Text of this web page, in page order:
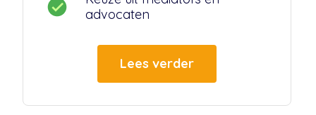
advocaten
Lees verder